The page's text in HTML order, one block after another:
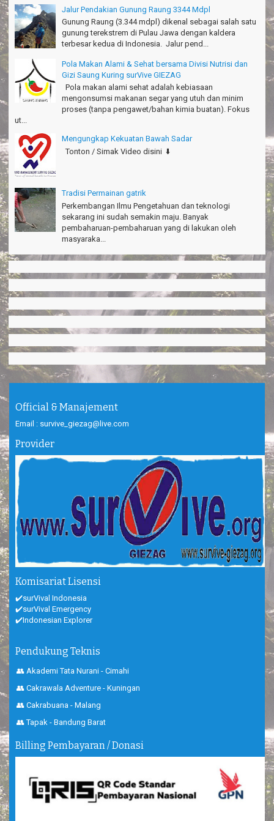
Jalur Pendakian Gunung Raung 3344 Mdpl
Gunung Raung (3.344 mdpl) dikenal sebagai salah satu
gunung terekstrem di Pulau Jawa dengan kaldera
terbesar kedua di Indonesia. Jalur pend...
Pola Makan Alami & Sehat bersama Divisi Nutrisi dan
Gizi Saung Kuring surVive GIEZAG
Pola makan alami sehat adalah kebiasaan
mengonsumsi makanan segar yang utuh dan minim
proses (tanpa pengawet/bahan kimia buatan). Fokus
ut...
Mengungkap Kekuatan Bawah Sadar
Tonton / Simak Video disini ⬇️
Tradisi Permainan gatrik
Perkembangan Ilmu Pengetahuan dan teknologi
sekarang ini sudah semakin maju. Banyak
pembaharuan-pembaharuan yang di lakukan oleh
masyaraka...
Official & Manajement
Email : survive_giezag@live.com
Provider
Komisariat Lisensi
✔️surVival Indonesia
✔️surVival Emergency
✔️Indonesian Explorer
Pendukung Teknis
👥 Akademi Tata Nurani - Cimahi
👥 Cakrawala Adventure - Kuningan
👥 Cakrabuana - Malang
👥 Tapak - Bandung Barat
Billing Pembayaran / Donasi